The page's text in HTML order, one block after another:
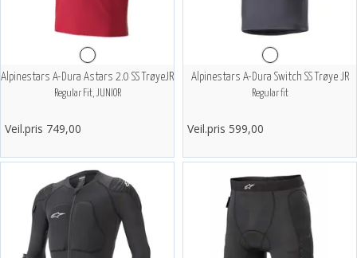
Alpinestars A-Dura Astars 2.0 SS TrøyeJR
Regular Fit, JUNIOR
Veil.pris 749,00
Alpinestars A-Dura Switch SS Trøye JR
Regular fit
Veil.pris 599,00